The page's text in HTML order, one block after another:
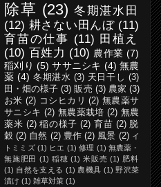
除草 (23) 冬期湛水田
(12) 耕さない田んぼ (11)
育苗の仕事 (11) 田植え
(10) 百姓力 (10) 農作業 (7)
稲刈り (5) ササニシキ (4) 無農
薬 (4) 冬期湛水 (3) 天日干し (3)
田・畑の様子 (3) 販売 (3) 農家 (3)
お米 (2) コシヒカリ (2) 無農薬サ
サニシキ (2) 無農薬栽培 (2) 無農
薬米 (2) 稲の様子 (2) 育苗 (2) 脱
穀 (2) 自然 (2) 豊作 (2) 風景 (2) イ
トミミズ (1) ヒエ (1) 修理 (1) 無農薬・
無施肥田 (1) 稲穂 (1) 米販売 (1) 肥料
(1) 自然を支える (1) 農機具 (1) 野沢菜
漬け (1) 雑草対策 (1)